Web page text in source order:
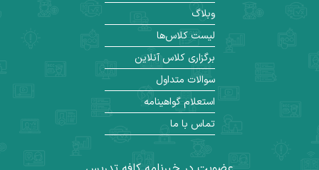
وبلاگ
لیست کلاس‌ها
برگزاری کلاس آنلاین
سوالات متداول
استعلام گواهینامه
تماس با ما